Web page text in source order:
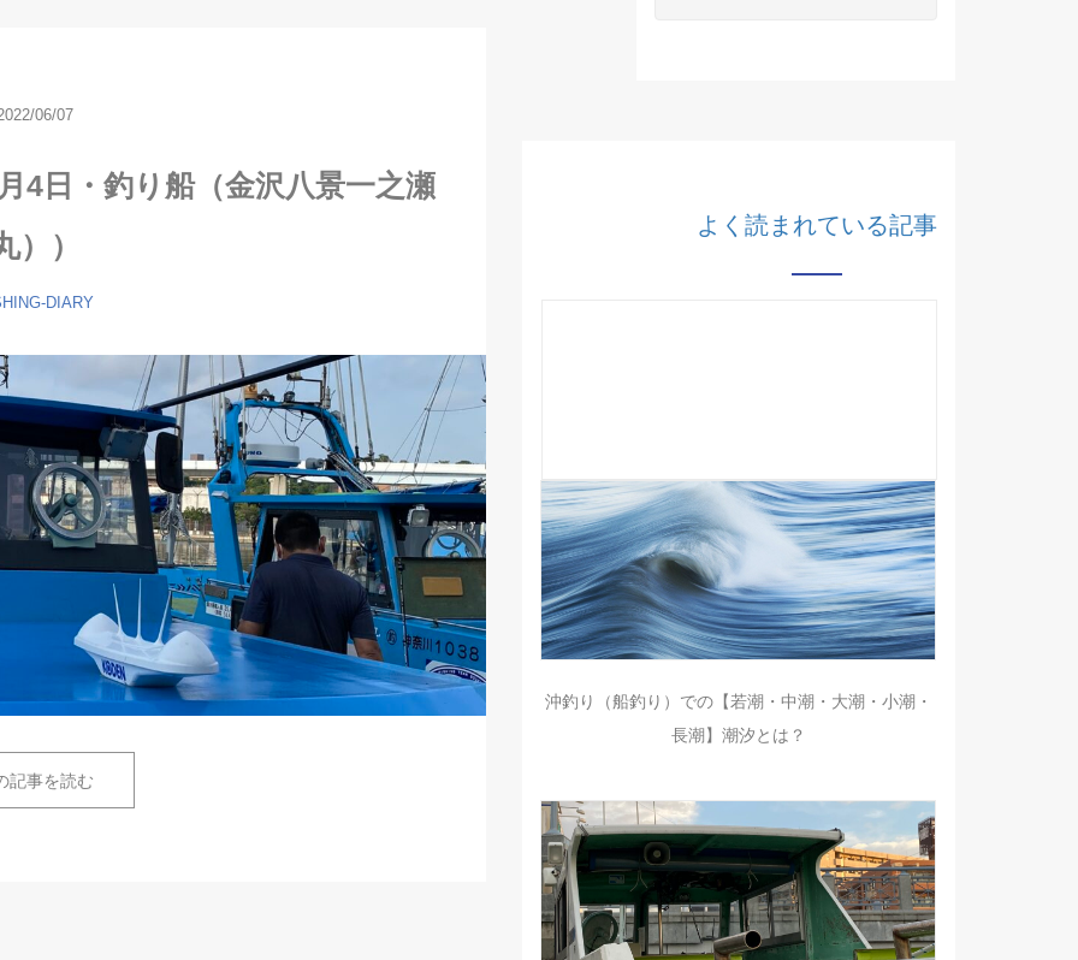
06/07
4日・釣り船（金沢八景一之瀬
））
DIARY
記事を読む
よく読まれている記事
沖釣り（船釣り）での【若潮・中潮・大潮・小潮・
長潮】潮汐とは？